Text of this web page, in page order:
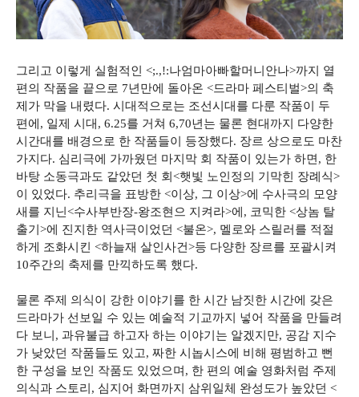
그리고 이렇게 실험적인 <;.,!:나엄마아빠할머니안나>까지 열
편의 작품을 끝으로 7년만에 돌아온 <드라마 페스티벌>의 축
제가 막을 내렸다. 시대적으로는 조선시대를 다룬 작품이 두
편에, 일제 시대, 6.25를 거쳐 6,70년는 물론 현대까지 다양한
시간대를 배경으로 한 작품들이 등장했다. 장르 상으로도 마찬
가지다. 심리극에 가까웠던 마지막 회 작품이 있는가 하면, 한
바탕 소동극과도 같았던 첫 회<햇빛 노인정의 기막힌 장례식>
이 있었다. 추리극을 표방한 <이상, 그 이상>에 수사극의 모양
새를 지닌<수사부반장-왕조현으 지켜라>에, 코믹한 <상놈 탈
출기>에 진지한 역사극이었던 <불온>, 멜로와 스릴러를 적절
하게 조화시킨 <하늘재 살인사건>등 다양한 장르를 포괄시켜
10주간의 축제를 만끽하도록 했다.
물론 주제 의식이 강한 이야기를 한 시간 남짓한 시간에 갖은
드라마가 선보일 수 있는 예술적 기교까지 넣어 작품을 만들려
다 보니, 과유불급 하고자 하는 이야기는 알겠지만, 공감 지수
가 낮았던 작품들도 있고, 짜한 시놉시스에 비해 평범하고 뻔
한 구성을 보인 작품도 있었으며, 한 편의 예술 영화처럼 주제
의식과 스토리, 심지어 화면까지 삼위일체 완성도가 높았던 <